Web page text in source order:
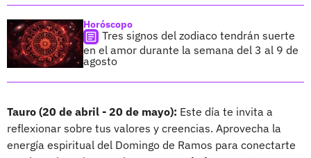
Horóscopo
Tres signos del zodiaco tendrán suerte
en el amor durante la semana del 3 al 9 de
agosto
Tauro (20 de abril - 20 de mayo): Este día te invita a
reflexionar sobre tus valores y creencias. Aprovecha la
energía espiritual del Domingo de Ramos para conectarte